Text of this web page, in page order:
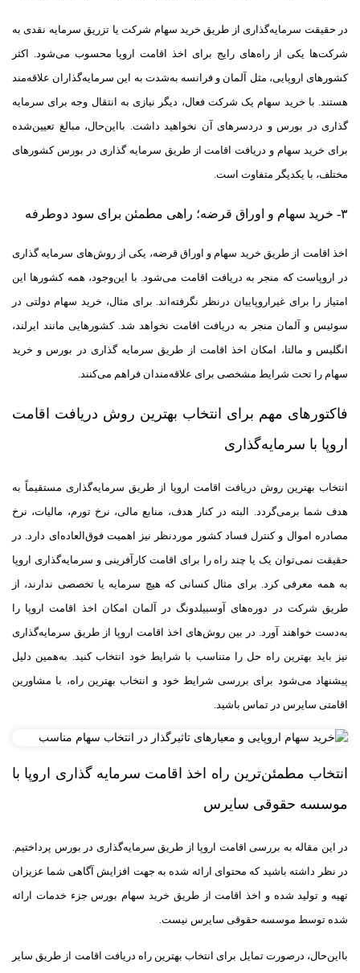
در حقیقت سرمایه‌گذاری از طریق خرید سهام شرکت یا تزریق سرمایه نقدی به
شرکت‌ها یکی از راه‌های رایج برای اخذ اقامت اروپا محسوب می‌شود. اکثر
کشورهای اروپایی، مثل آلمان و فرانسه به‌شدت به این سرمایه‌گذاران علاقه‌مند
هستند. با خرید سهام یک شرکت فعال، دیگر نیازی به انتقال وجه برای سرمایه
گذاری در بورس و دردسر‌های آن نخواهید داشت. با‌این‌حال، مبالغ تعیین‌شده
برای خرید سهام و دریافت اقامت از طریق سرمایه گذاری در بورس کشور‌های
مختلف، با یکدیگر متفاوت است.
۳- خرید سهام و اوراق قرضه؛ راهی مطمئن برای سود دو‌طرفه
اخذ اقامت از طریق خرید سهام و اوراق قرضه، یکی از روش‌های سرمایه گذاری
در اروپاست که منجر به دریافت اقامت می‌شود. با این‌وجود، همه کشور‌ها این
امتیاز را برای غیر‌اروپاییان در‌نظر نگرفته‌اند. برای مثال، خرید سهام دولتی در
سوئیس و آلمان منجر به دریافت اقامت نخواهد شد. کشور‌هایی مانند ایرلند،
انگلیس و مالتا، امکان اخذ اقامت از طریق سرمایه گذاری در بورس و خرید
سهام را تحت شرایط مشخصی برای علاقه‌مندان فراهم می‌کنند.
فاکتور‌های مهم برای انتخاب بهترین روش دریافت اقامت
اروپا با سرمایه‌گذاری
انتخاب بهترین روش دریافت اقامت اروپا از طریق سرمایه‌گذاری مستقیماً به
هدف شما برمی‌گردد. البته در کنار هدف، منابع مالی، نرخ تورم، مالیات، نرخ
مصادره اموال و کنترل فساد کشور مورد‌نظر نیز اهمیت فوق‌العاده‌ای دارد. در
حقیقت نمی‌توان یک یا چند راه را برای اقامت کارآفرینی و سرمایه‌گذاری اروپا
به همه معرفی کرد. برای مثال کسانی که هیچ سرمایه یا تخصصی ندارند، از
طریق شرکت در دوره‌های آوسبیلدونگ در آلمان امکان اخذ اقامت اروپا را
به‌دست خواهند آورد. در بین روش‌های اخذ اقامت اروپا از طریق سرمایه‌گذاری
نیز باید بهترین راه حل را متناسب با شرایط خود انتخاب کنید. به‌همین دلیل
پیشنهاد می‌شود برای بررسی شرایط خود و انتخاب بهترین راه، با مشاورین
اقامتی سایرس در تماس باشید.
انتخاب مطمئن‌ترین راه اخذ اقامت سرمایه گذاری اروپا با
موسسه حقوقی سایرس
در این مقاله به بررسی اقامت اروپا از طریق سرمایه‌گذاری در بورس پرداختیم.
در نظر داشته باشید که محتوای ارائه شده به جهت افزایش آگاهی شما عزیزان
تهیه و تولید شده و اخذ اقامت از طریق خرید سهام بورس جزء خدمات ارائه
شده توسط موسسه حقوقی سایرس نیست.
با‌این‌حال، در‌صورت تمایل برای انتخاب بهترین راه دریافت اقامت از طریق سایر